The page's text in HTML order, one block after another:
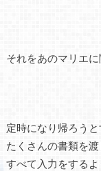
それをあのマリエに
定時になり帰ろう
たくさんの書類を
すべて入力をするよ